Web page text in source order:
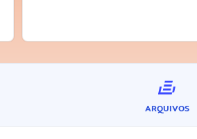
ARQUIVOS